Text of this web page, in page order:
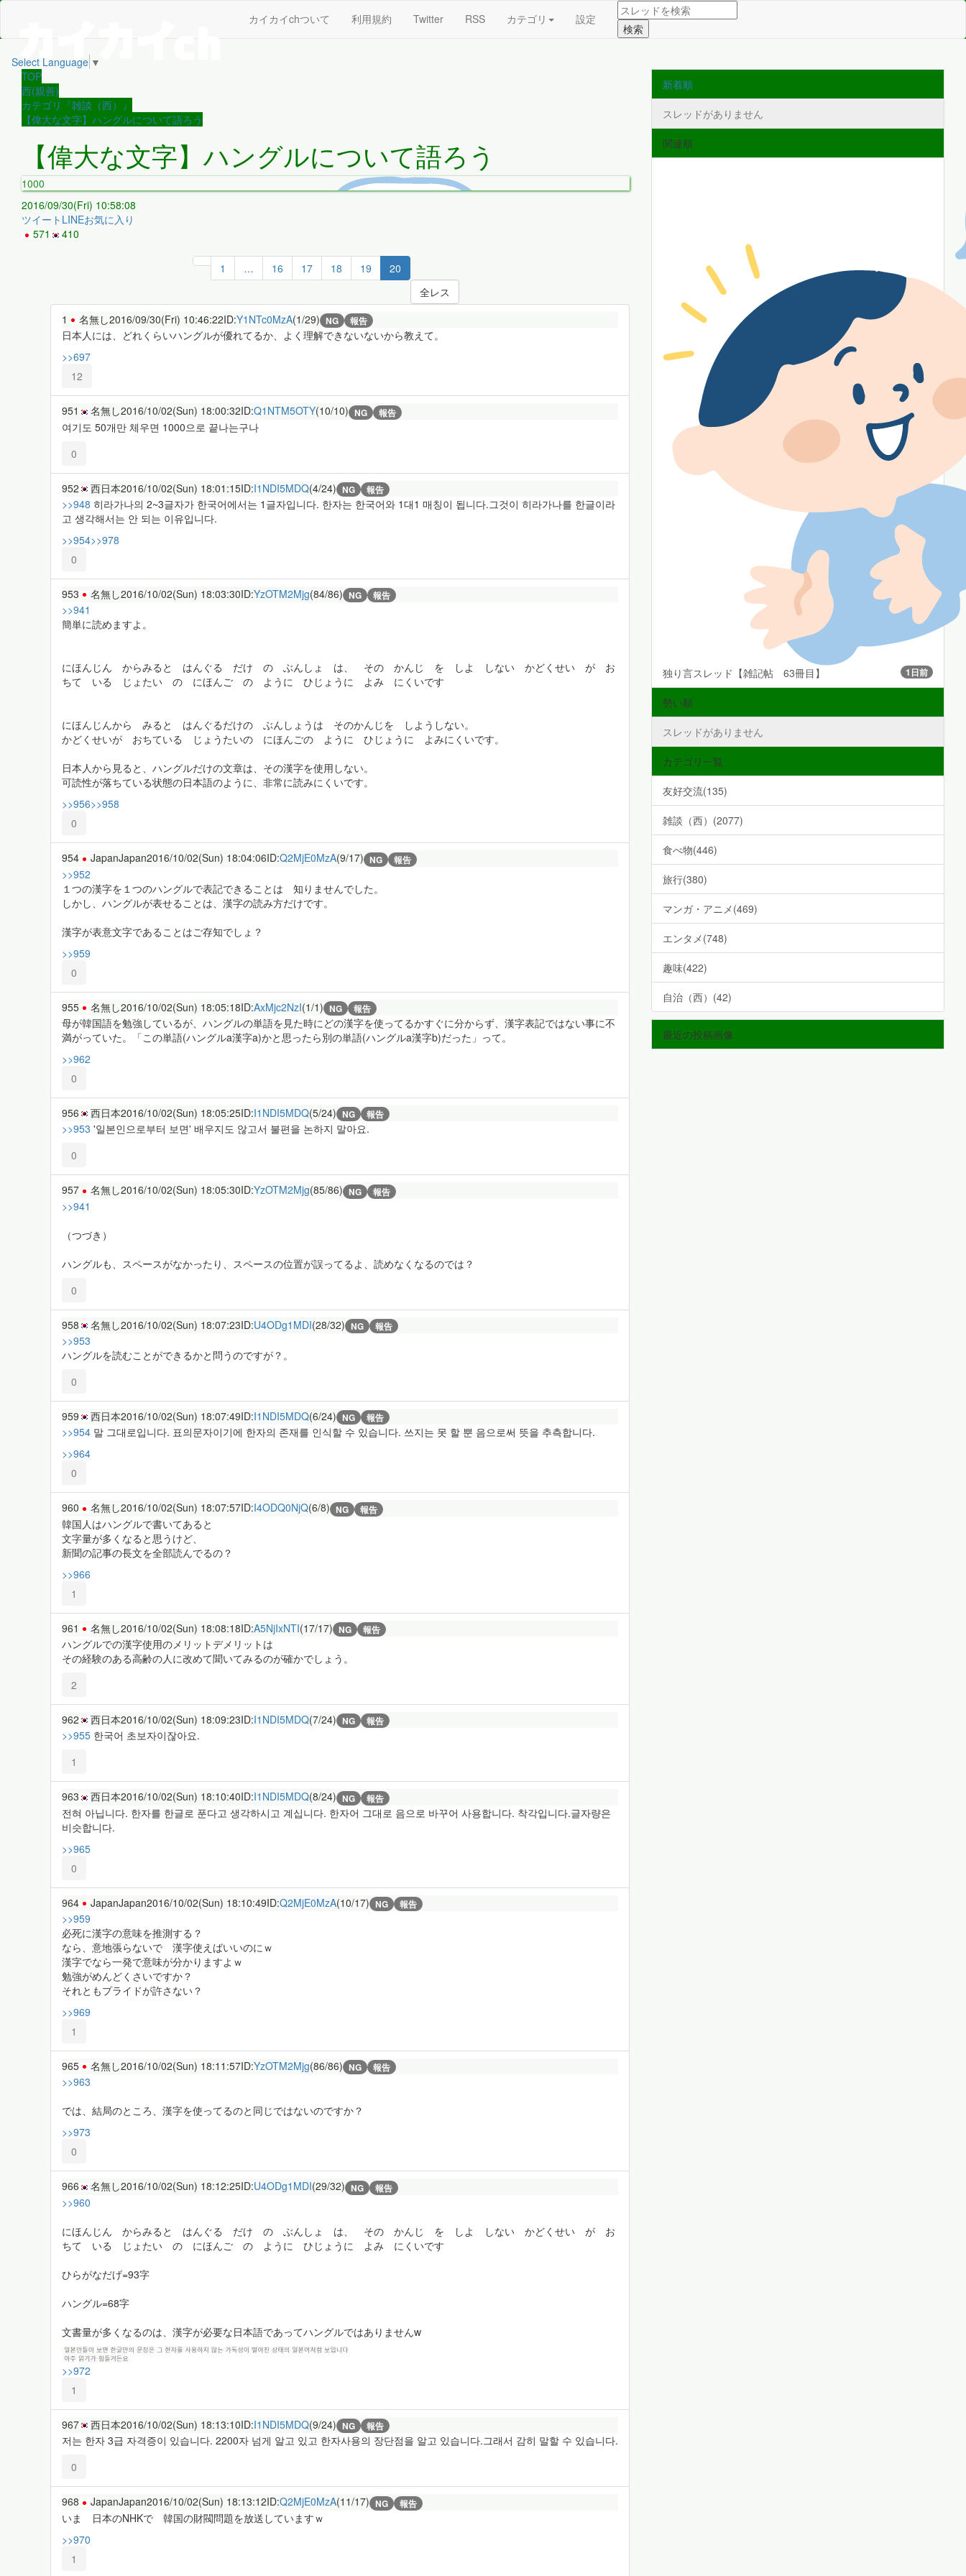
カイカイchついて 利用規約 Twitter RSS カテゴリ 設定
Select Language ▼
TOP
西(親善)
カテゴリ『雑談（西）』
【偉大な文字】ハングルについて語ろう
【偉大な文字】ハングルについて語ろう
1000
2016/09/30(Fri) 10:58:08
ツイート LINEお気に入り
571
410
1 … 16 17 18 19
20
全レス
1
名無し2016/09/30(Fri) 10:46:22ID:Y1NTc0MzA(1/29) NG 報告
日本人には、どれくらいハングルが優れてるか、よく理解できないないから教えて。
>>697
12
951 名無し2016/10/02(Sun) 18:00:32ID:Q1NTM5OTY(10/10) NG 報告
여기도 50개만 체우면 1000으로 끝나는구나
0
952 西日本2016/10/02(Sun) 18:01:15ID:I1NDI5MDQ(4/24) NG 報告
>>948 히라가나의 2~3글자가 한국어에서는 1글자입니다. 한자는 한국어와 1대1 매칭이 됩니다.그것이 히라가나를 한글이라
고 생각해서는 안 되는 이유입니다.
>>954>>978
0
953 名無し2016/10/02(Sun) 18:03:30ID:YzOTM2Mjg(84/86) NG 報告
>>941
簡単に読めますよ。
にほんじん からみると はんぐる だけ の ぶんしょ は、 その かんじ を しよ しない かどくせい が お
ちて いる じょたい の にほんご の ように ひじょうに よみ にくいです
にほんじんから みると はんぐるだけの ぶんしょうは そのかんじを しようしない。
かどくせいが おちている じょうたいの にほんごの ように ひじょうに よみにくいです。
日本人から見ると、ハングルだけの文章は、その漢字を使用しない。
可読性が落ちている状態の日本語のように、非常に読みにくいです。
>>956>>958
0
954 JapanJapan2016/10/02(Sun) 18:04:06ID:Q2MjE0MzA(9/17) NG 報告
>>952
１つの漢字を１つのハングルで表記できることは 知りませんでした。
しかし、ハングルが表せることは、漢字の読み方だけです。
漢字が表意文字であることはご存知でしょ？
>>959
0
955 名無し2016/10/02(Sun) 18:05:18ID:AxMjc2NzI(1/1) NG 報告
母が韓国語を勉強しているが、ハングルの単語を見た時にどの漢字を使ってるかすぐに分からず、漢字表記ではない事に不
満がっていた。「この単語(ハングルa漢字a)かと思ったら別の単語(ハングルa漢字b)だった」って。
>>962
0
956 西日本2016/10/02(Sun) 18:05:25ID:I1NDI5MDQ(5/24) NG 報告
>>953 '일본인으로부터 보면' 배우지도 않고서 불편을 논하지 말아요.
0
957 名無し2016/10/02(Sun) 18:05:30ID:YzOTM2Mjg(85/86) NG 報告
>>941
（つづき）
ハングルも、スペースがなかったり、スペースの位置が誤ってるよ、読めなくなるのでは？
0
958 名無し2016/10/02(Sun) 18:07:23ID:U4ODg1MDI(28/32) NG 報告
>>953
ハングルを読むことができるかと問うのですが？。
0
959 西日本2016/10/02(Sun) 18:07:49ID:I1NDI5MDQ(6/24) NG 報告
>>954 말 그대로입니다. 표의문자이기에 한자의 존재를 인식할 수 있습니다. 쓰지는 못 할 뿐 음으로써 뜻을 추측합니다.
>>964
0
960 名無し2016/10/02(Sun) 18:07:57ID:I4ODQ0NjQ(6/8) NG 報告
韓国人はハングルで書いてあると
文字量が多くなると思うけど、
新聞の記事の長文を全部読んでるの？
>>966
1
961 名無し2016/10/02(Sun) 18:08:18ID:A5NjIxNTI(17/17) NG 報告
ハングルでの漢字使用のメリットデメリットは
その経験のある高齢の人に改めて聞いてみるのが確かでしょう。
2
962 西日本2016/10/02(Sun) 18:09:23ID:I1NDI5MDQ(7/24) NG 報告
>>955 한국어 초보자이잖아요.
1
963 西日本2016/10/02(Sun) 18:10:40ID:I1NDI5MDQ(8/24) NG 報告
전혀 아닙니다. 한자를 한글로 푼다고 생각하시고 계십니다. 한자어 그대로 음으로 바꾸어 사용합니다. 착각입니다.글자량은
비슷합니다.
>>965
0
964 JapanJapan2016/10/02(Sun) 18:10:49ID:Q2MjE0MzA(10/17) NG 報告
>>959
必死に漢字の意味を推測する？
なら、意地張らないで 漢字使えばいいのにｗ
漢字でなら一発で意味が分かりますよｗ
勉強がめんどくさいですか？
それともプライドが許さない？
>>969
1
965 名無し2016/10/02(Sun) 18:11:57ID:YzOTM2Mjg(86/86) NG 報告
>>963
では、結局のところ、漢字を使ってるのと同じではないのですか？
>>973
0
966 名無し2016/10/02(Sun) 18:12:25ID:U4ODg1MDI(29/32) NG 報告
>>960
にほんじん からみると はんぐる だけ の ぶんしょ は、 その かんじ を しよ しない かどくせい が お
ちて いる じょたい の にほんご の ように ひじょうに よみ にくいです
ひらがなだげ=93字
ハングル=68字
文書量が多くなるのは、漢字が必要な日本語であってハングルではありませんw
>>972
1
967 西日本2016/10/02(Sun) 18:13:10ID:I1NDI5MDQ(9/24) NG 報告
저는 한자 3급 자격증이 있습니다. 2200자 넘게 알고 있고 한자사용의 장단점을 알고 있습니다.그래서 감히 말할 수 있습니다.
0
968 JapanJapan2016/10/02(Sun) 18:13:12ID:Q2MjE0MzA(11/17) NG 報告
いま 日本のNHKで 韓国の財閥問題を放送していますｗ
>>970
1
新着順
スレッドがありません
関連順
独り言スレッド【雑記帖 63冊目】 1日前
勢い順
スレッドがありません
カテゴリ一覧
友好交流(135)
雑談（西）(2077)
食べ物(446)
旅行(380)
マンガ・アニメ(469)
エンタメ(748)
趣味(422)
自治（西）(42)
最近の投稿画像